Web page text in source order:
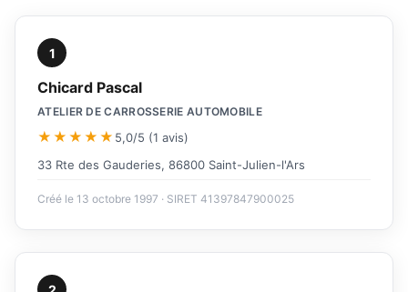
1
Chicard Pascal
ATELIER DE CARROSSERIE AUTOMOBILE
★★★★★ 5,0/5 (1 avis)
33 Rte des Gauderies, 86800 Saint-Julien-l'Ars
Créé le 13 octobre 1997 · SIRET 41397847900025